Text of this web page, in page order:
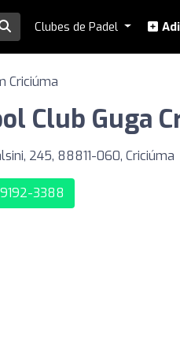
Clubes de Padel
Criciúma
Club Guga
245, 88811-060, Criciúma
3388